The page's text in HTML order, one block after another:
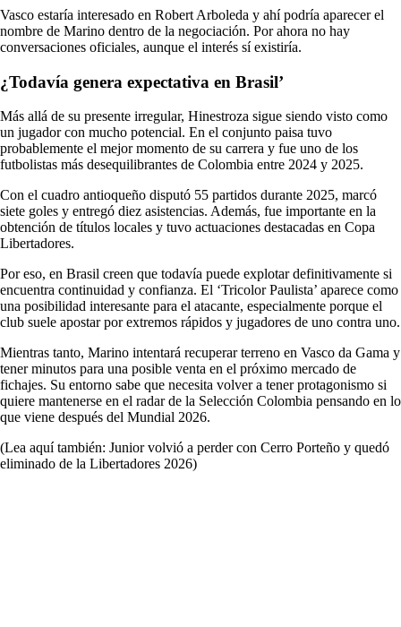
Vasco estaría interesado en Robert Arboleda y ahí podría aparecer el
nombre de Marino dentro de la negociación. Por ahora no hay
conversaciones oficiales, aunque el interés sí existiría.
¿Todavía genera expectativa en Brasil’
Más allá de su presente irregular, Hinestroza sigue siendo visto como
un jugador con mucho potencial. En el conjunto paisa tuvo
probablemente el mejor momento de su carrera y fue uno de los
futbolistas más desequilibrantes de Colombia entre 2024 y 2025.
Con el cuadro antioqueño disputó 55 partidos durante 2025, marcó
siete goles y entregó diez asistencias. Además, fue importante en la
obtención de títulos locales y tuvo actuaciones destacadas en Copa
Libertadores.
Por eso, en Brasil creen que todavía puede explotar definitivamente si
encuentra continuidad y confianza. El ‘Tricolor Paulista’ aparece como
una posibilidad interesante para el atacante, especialmente porque el
club suele apostar por extremos rápidos y jugadores de uno contra uno.
Mientras tanto, Marino intentará recuperar terreno en Vasco da Gama y
tener minutos para una posible venta en el próximo mercado de
fichajes. Su entorno sabe que necesita volver a tener protagonismo si
quiere mantenerse en el radar de la Selección Colombia pensando en lo
que viene después del Mundial 2026.
(Lea aquí también: Junior volvió a perder con Cerro Porteño y quedó
eliminado de la Libertadores 2026)